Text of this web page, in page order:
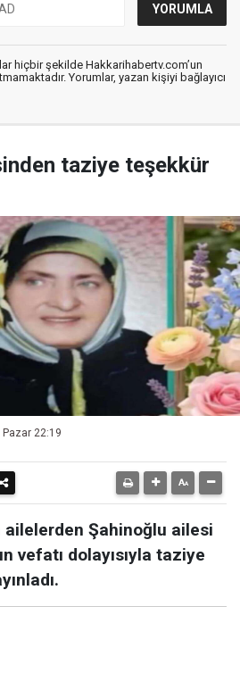
hiçbir şekilde Hakkarihabertv.com’un
Yorumlar, yazan kişiyi bağlayıcı
taziye teşekkür
22:19
Şahinoğlu ailesi
vefatı dolayısıyla taziye